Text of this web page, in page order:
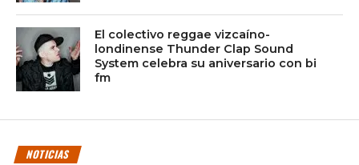
El colectivo reggae vizcaíno-
londinense Thunder Clap Sound
System celebra su aniversario con bi
fm
NOTICIAS